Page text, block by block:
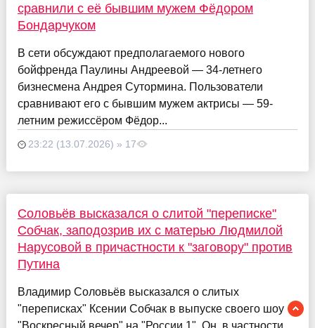
сравнили с её бывшим мужем Фёдором
Бондарчуком
В сети обсуждают предполагаемого нового
бойфренда Паулины Андреевой — 34-летнего
бизнесмена Андрея Сутормина. Пользователи
сравнивают его с бывшим мужем актрисы — 59-
летним режиссёром Фёдор...
23:22 (13.07.2026) » 17
Соловьёв высказался о слитой "переписке"
Собчак, заподозрив их с матерью Людмилой
Нарусовой в причастности к "заговору" против
Путина
Владимир Соловьёв высказался о слитых
"переписках" Ксении Собчак в выпуске своего шоу
"Воскресный вечер" на "России 1". Он, в частности,